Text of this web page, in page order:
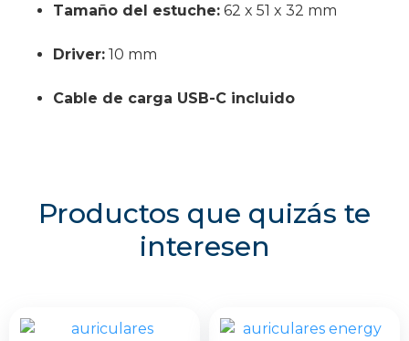
Tamaño del estuche: 62 x 51 x 32 mm
Driver: 10 mm
Cable de carga USB-C incluido
Productos que quizás te
interesen